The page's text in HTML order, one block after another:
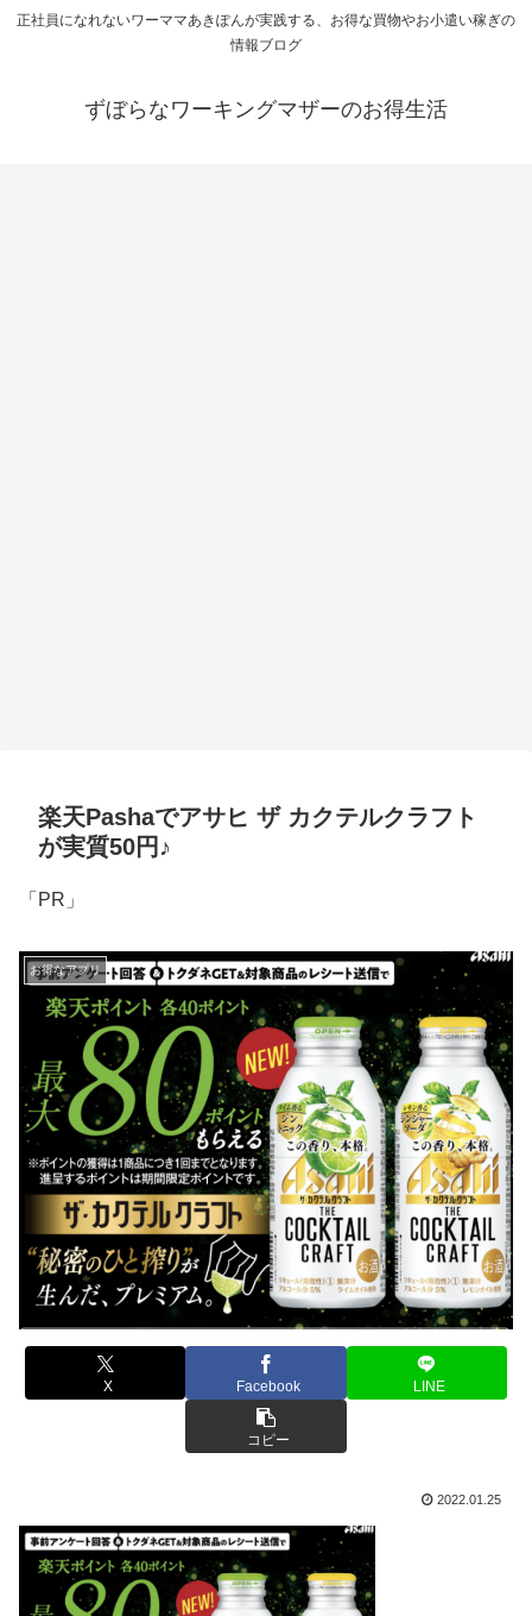
正社員になれないワーママあきぽんが実践する、お得な買物やお小遣い稼ぎの
情報ブログ
ずぼらなワーキングマザーのお得生活
楽天Pashaでアサヒ ザ カクテルクラフト
が実質50円♪
「PR」
お得なアプリ
X Facebook LINE
コピー
2022.01.25